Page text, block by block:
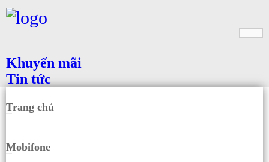
Khuyến mãi
Tin tức
Trang chủ
Mobifone